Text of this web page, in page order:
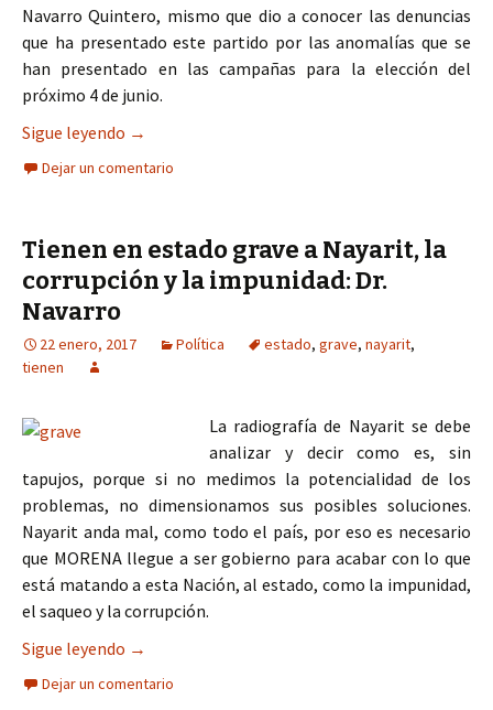
Navarro Quintero, mismo que dio a conocer las denuncias
que ha presentado este partido por las anomalías que se
han presentado en las campañas para la elección del
próximo 4 de junio.
Sigue leyendo Los beneficiados con las despensas no tienen
→
Dejar un comentario
Tienen en estado grave a Nayarit, la
corrupción y la impunidad: Dr.
Navarro
22 enero, 2017 Política estado, grave, nayarit,
tienen
La radiografía de Nayarit se debe
analizar y decir como es, sin
tapujos, porque si no medimos la potencialidad de los
problemas, no dimensionamos sus posibles soluciones.
Nayarit anda mal, como todo el país, por eso es necesario
que MORENA llegue a ser gobierno para acabar con lo que
está matando a esta Nación, al estado, como la impunidad,
el saqueo y la corrupción.
Sigue leyendo Tienen en estado grave a Nayarit, la corrupción
→
Dejar un comentario